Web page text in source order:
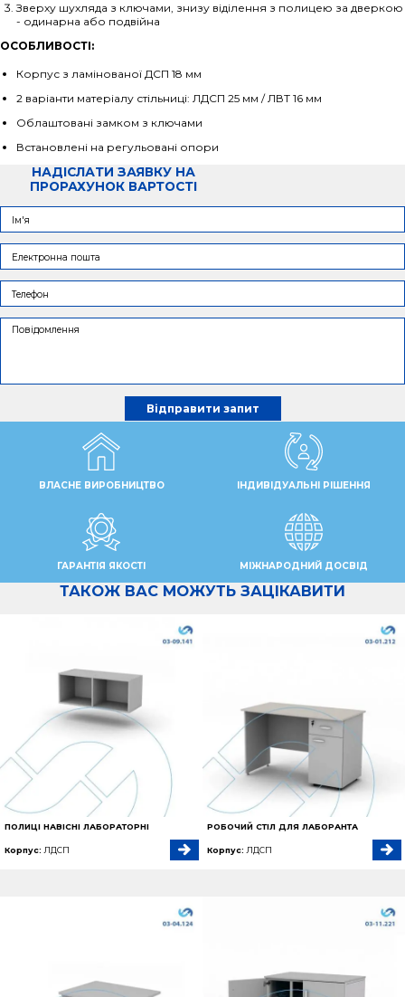
Зверху шухляда з ключами, знизу віділення з полицею за дверкою
- одинарна або подвійна
ОСОБЛИВОСТІ:
Корпус з ламінованої ДСП 18 мм
2 варіанти матеріалу стільниці: ЛДСП 25 мм / ЛВТ 16 мм
Облаштовані замком з ключами
Встановлені на регульовані опори
НАДІСЛАТИ ЗАЯВКУ НА
ПРОРАХУНОК ВАРТОСТІ
ВЛАСНЕ ВИРОБНИЦТВО ІНДИВІДУАЛЬНІ РІШЕННЯ
ГАРАНТІЯ ЯКОСТІ МІЖНАРОДНИЙ ДОСВІД
ТАКОЖ ВАС МОЖУТЬ ЗАЦІКАВИТИ
ПОЛИЦІ НАВІСНІ ЛАБОРАТОРНІ
Корпус: ЛДСП
РОБОЧИЙ СТІЛ ДЛЯ ЛАБОРАНТА
Корпус: ЛДСП